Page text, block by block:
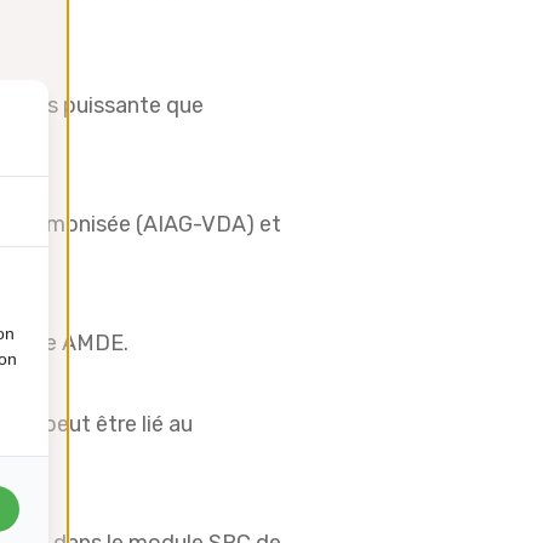
plus puissante que
harmonisée (AIAG-VDA) et
AMDE.
peut être lié au